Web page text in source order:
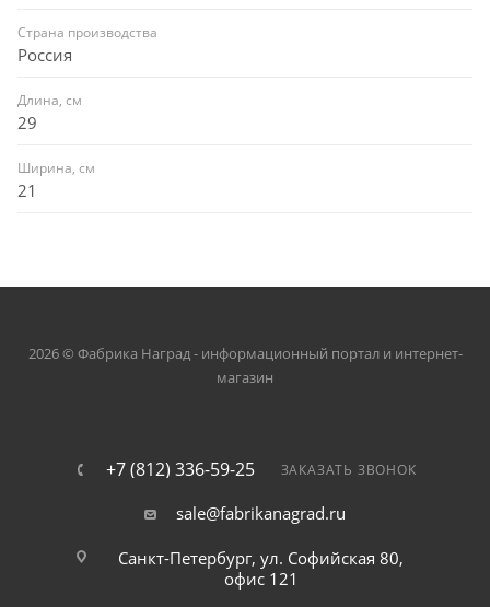
Страна производства
Россия
Длина, см
29
Ширина, см
21
2026 © Фабрика Наград - информационный портал и интернет-
магазин
+7 (812) 336-59-25 ЗАКАЗАТЬ ЗВОНОК
sale@fabrikanagrad.ru
Санкт-Петербург, ул. Софийская 80,
офис 121